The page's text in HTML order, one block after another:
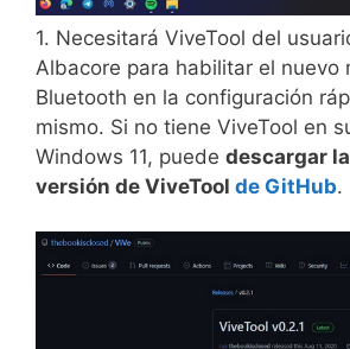
1. Necesitará ViveTool del
Albacore para habilitar el nuevo
Bluetooth en la configuración
mismo. Si no tiene ViveTool en
Windows 11, puede descargar
versión de ViveTool de GitHub.